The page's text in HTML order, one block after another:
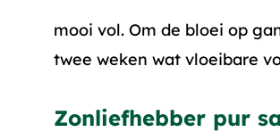
mooi vol. Om de bloei op
twee weken wat vloeibare
Zonliefhebber pur